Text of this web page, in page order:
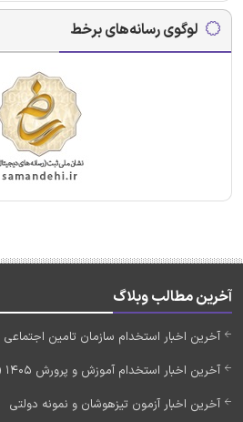
لوگوی رسانه‌های برخط
آخرین مطالب وبلاگ
آخرین اخبار استخدام سازمان تامین اجتماعی 1404 (به زودی)
آخرین اخبار استخدام آموزش و پرورش 1405 (به زودی)
آخرین اخبار آزمون تیزهوشان و نمونه دولتی